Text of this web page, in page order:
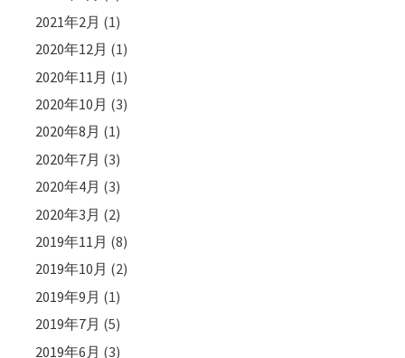
2021年2月 (1)
2020年12月 (1)
2020年11月 (1)
2020年10月 (3)
2020年8月 (1)
2020年7月 (3)
2020年4月 (3)
2020年3月 (2)
2019年11月 (8)
2019年10月 (2)
2019年9月 (1)
2019年7月 (5)
2019年6月 (3)